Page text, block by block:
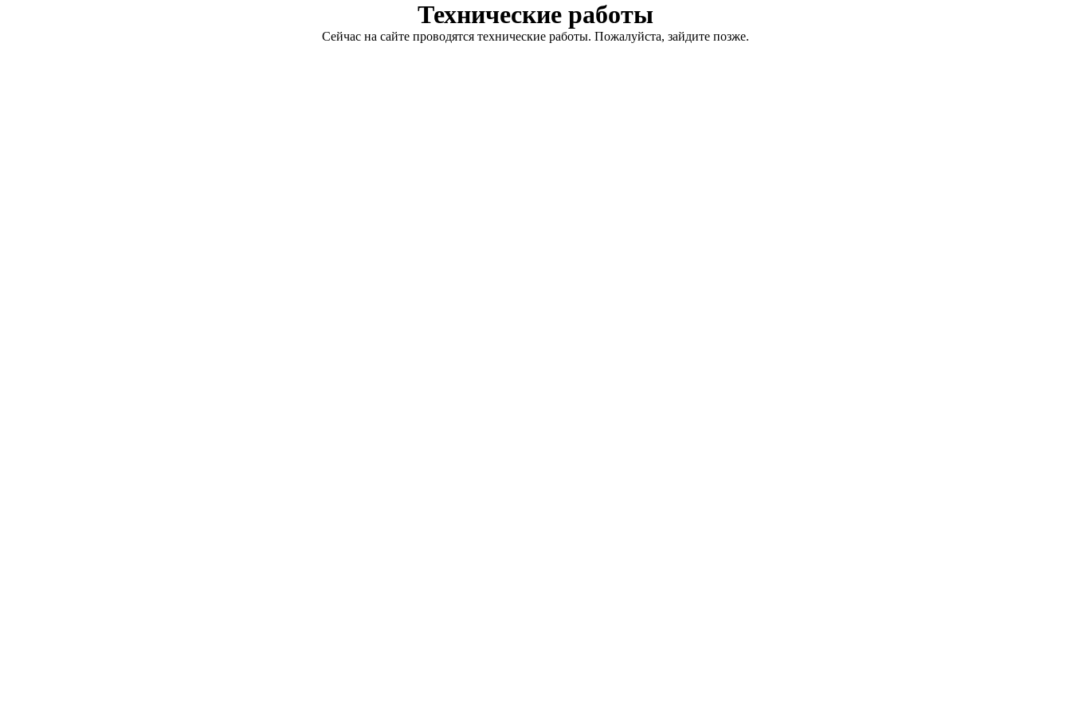
Технические работы
Сейчас на сайте проводятся технические работы. Пожалуйста, зайдите позже.